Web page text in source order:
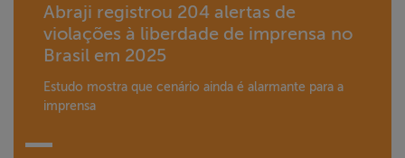
Abraji registrou 204 alertas de
violações à liberdade de imprensa no
Brasil em 2025
Estudo mostra que cenário ainda é alarmante para a
imprensa